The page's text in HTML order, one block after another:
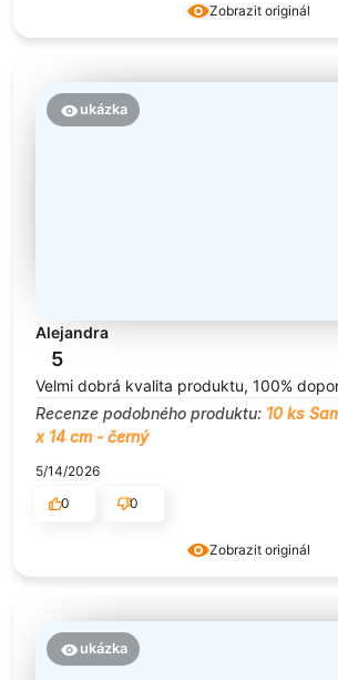
Zobrazit originál
Zobrazit originál
ukázka
Alejandra
5
Velmi dobrá kvalita produktu, 100%
Recenze podobného produktu: 10 ks
x 14 cm - černý
5/14/2026
0
0
ukázka